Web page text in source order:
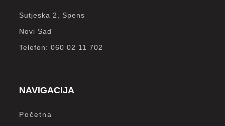
Sutjeska 2, Spens
Novi Sad
Telefon: 060 02 11 702
NAVIGACIJA
Početna